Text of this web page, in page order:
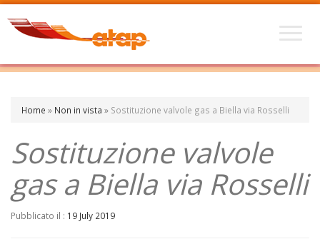
Home » Non in vista » Sostituzione valvole gas a Biella via Rosselli
Sostituzione valvole
gas a Biella via Rosselli
Pubblicato il : 19 July 2019